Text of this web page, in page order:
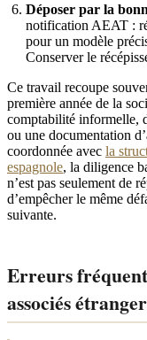
Déposer par la
notification AEAT :
pour un modèle
Conserver le
Ce travail recoupe
première année de la
comptabilité informelle,
ou une documentation
coordonnée avec la
espagnole, la diligence
n’est pas seulement de
d’empêcher le même
suivante.
Erreurs
associés